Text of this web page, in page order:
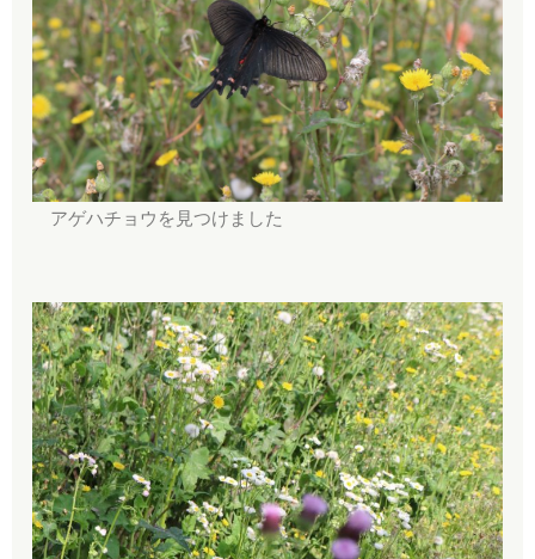
アゲハチョウを見つけました